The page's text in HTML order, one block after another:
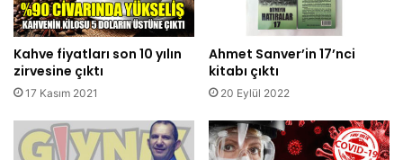
Kahve fiyatları son 10 yılın
zirvesine çıktı
17 Kasım 2021
Ahmet Sanver’in 17’nci
kitabı çıktı
20 Eylül 2022